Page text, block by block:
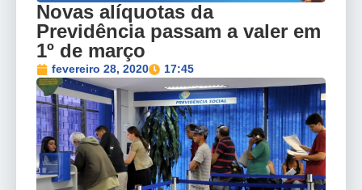
Novas alíquotas da
Previdência passam a valer em
1º de março
fevereiro 28, 2020 17:45